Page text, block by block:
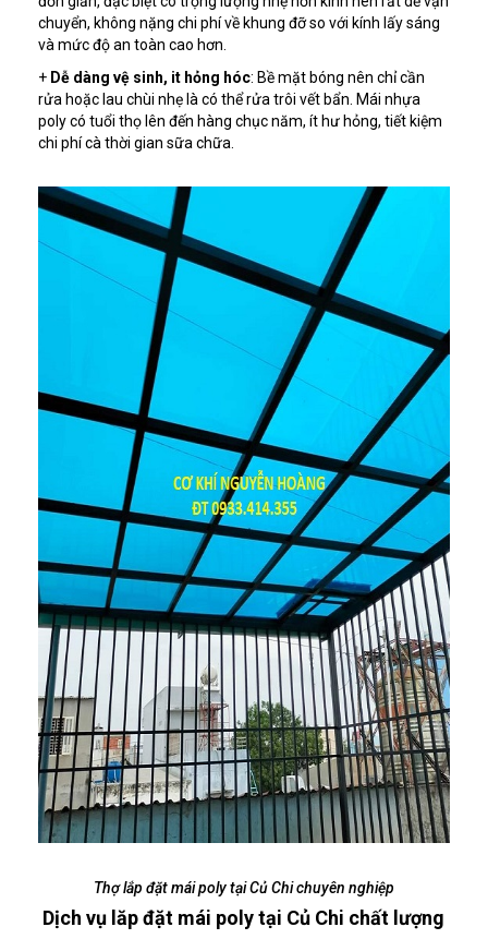
chuyển, không nặng chi phí về khung đỡ so với kính lấy sáng
và mức độ an toàn cao hơn.
+ Dễ dàng vệ sinh, it hỏng hóc: Bề mặt bóng nên chỉ cần
rửa hoặc lau chùi nhẹ là có thể rửa trôi vết bẩn. Mái nhựa
poly có tuổi thọ lên đến hàng chục năm, ít hư hỏng, tiết kiệm
chi phí cà thời gian sữa chữa.
Thợ lắp đặt mái poly tại Củ Chi chuyên nghiệp
Dịch vụ lăp đặt mái poly tại Củ Chi chất lượng